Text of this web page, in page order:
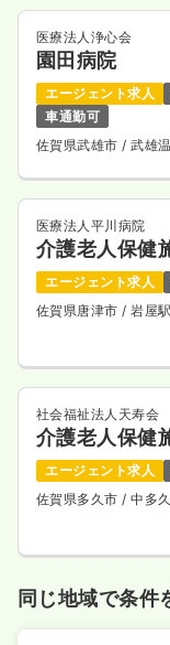
医療法人浄心会
園田病院
エージェント求人
車通勤可
佐賀県武雄市 / 武雄
医療法人平川病院
介護老人保健
エージェント求人
佐賀県唐津市/ 岩屋
社会福祉法人天寿会
介護老人保健
エージェント求人
佐賀県多久市/ 中多
同じ地域で条件